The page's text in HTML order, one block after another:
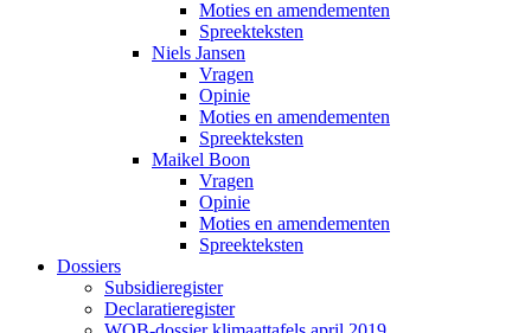
Moties en amendementen
Spreekteksten
Niels Jansen
Vragen
Opinie
Moties en amendementen
Spreekteksten
Maikel Boon
Vragen
Opinie
Moties en amendementen
Spreekteksten
Dossiers
Subsidieregister
Declaratieregister